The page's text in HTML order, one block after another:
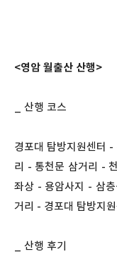
<영암 월출산 산행>
_ 산행 코스
경포대 탐방지원센터
리 - 통천문 삼거리 -
좌상 - 용암사지 - 삼
거리 - 경포대 탐방지
_ 산행 후기